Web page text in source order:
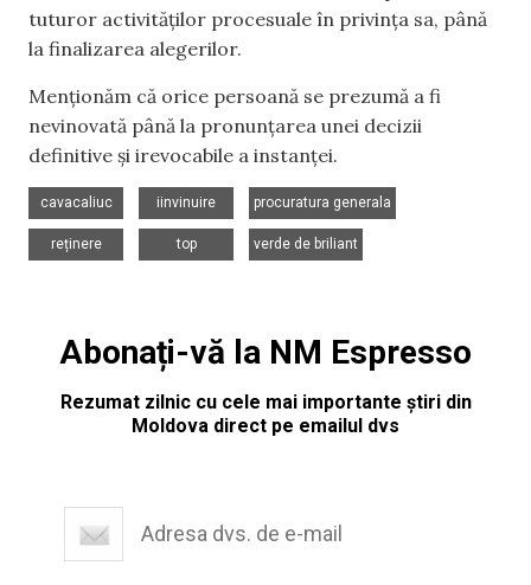
tuturor activităților procesuale în privința sa, până
la finalizarea alegerilor.
Menționăm că orice persoană se prezumă a fi
nevinovată până la pronunțarea unei decizii
definitive şi irevocabile a instanței.
cavacaliuc
iinvinuire
procuratura generala
reținere
top
verde de briliant
Abonați-vă la NM Espresso
Rezumat zilnic cu cele mai importante știri din
Moldova direct pe emailul dvs